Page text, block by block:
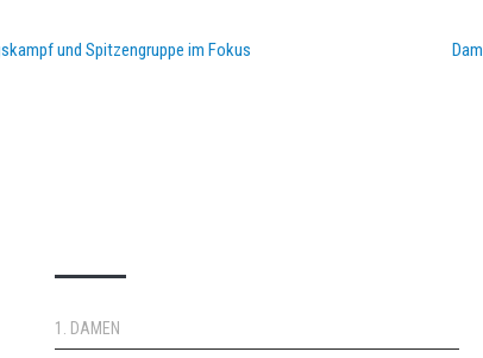
und Spitzengruppe im Fokus
1. DAMEN